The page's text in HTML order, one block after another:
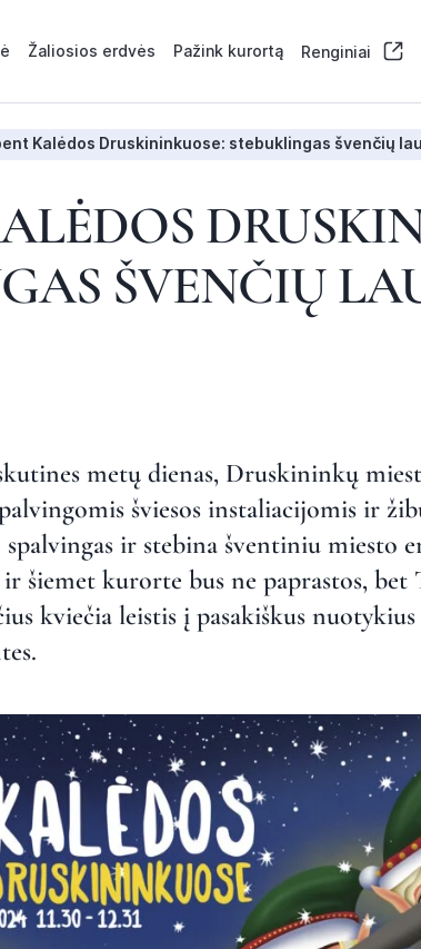
Žaliosios erdvės Pažink kurortą Renginiai
Kalėdos Druskininkuose: stebuklingas švenčių
ŠVENČIŲ
metų dienas, Druskininkų
šviesos instaliacijomis ir
ir stebina šventiniu miesto
šiemet kurorte bus ne paprastos, bet
kviečia leistis į pasakiškus